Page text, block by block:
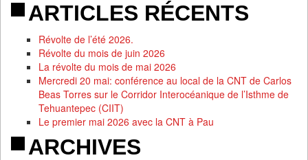
ARTICLES RÉCENTS
Révolte de l’été 2026.
Révolte du mois de juin 2026
La révolte du mois de mai 2026
Mercredi 20 mai: conférence au local de la CNT de Carlos
Beas Torres sur le Corridor Interocéanique de l’Isthme de
Tehuantepec (CIIT)
Le premier mai 2026 avec la CNT à Pau
ARCHIVES